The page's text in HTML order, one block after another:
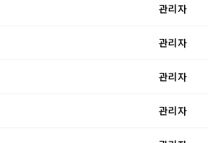
관리자
관리자
관리자
관리자